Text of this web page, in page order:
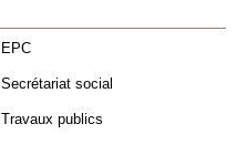
EPC
Secrétariat social
Travaux publics